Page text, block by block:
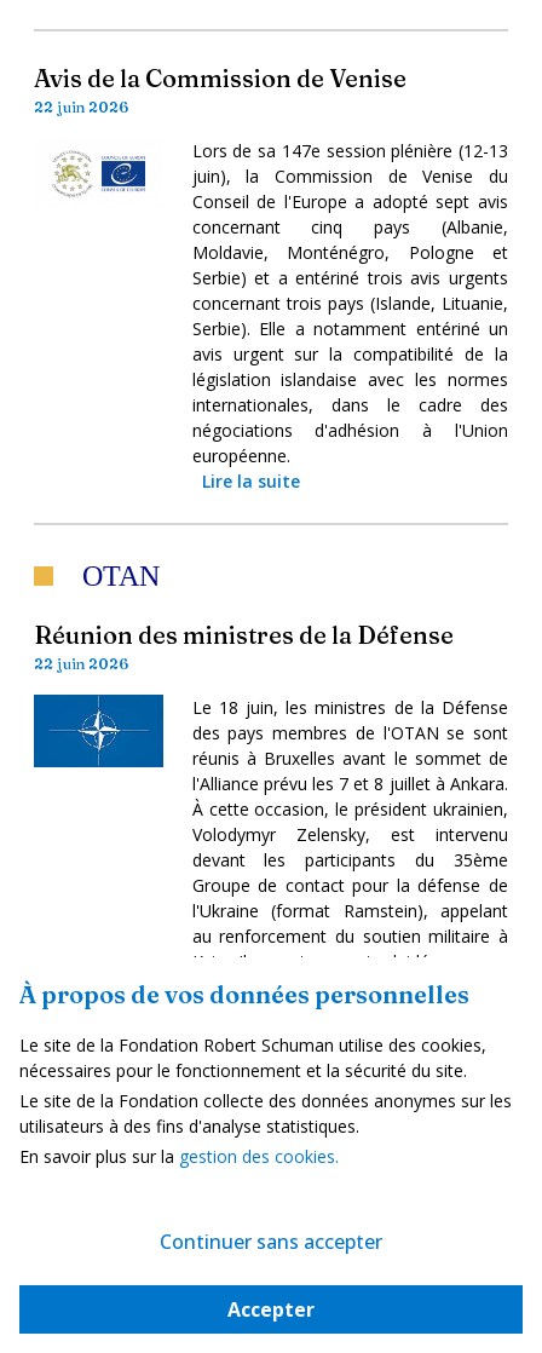
À propos de vos données personnelles
Le site de la Fondation Robert Schuman utilise des cookies,
nécessaires pour le fonctionnement et la sécurité du site.
Le site de la Fondation collecte des données anonymes sur les
utilisateurs à des fins d'analyse statistiques.
En savoir plus sur la gestion des cookies.
Continuer sans accepter
Accepter
Avis de la Commission de Venise
22 juin 2026
Lors de sa 147e session plénière (12-13
juin), la Commission de Venise du
Conseil de l'Europe a adopté sept avis
concernant cinq pays (Albanie,
Moldavie, Monténégro, Pologne et
Serbie) et a entériné trois avis urgents
concernant trois pays (Islande, Lituanie,
Serbie). Elle a notamment entériné un
avis urgent sur la compatibilité de la
législation islandaise avec les normes
internationales, dans le cadre des
négociations d'adhésion à l'Union
européenne.
Lire la suite
OTAN
Réunion des ministres de la Défense
22 juin 2026
Le 18 juin, les ministres de la Défense
des pays membres de l'OTAN se sont
réunis à Bruxelles avant le sommet de
l'Alliance prévu les 7 et 8 juillet à Ankara.
À cette occasion, le président ukrainien,
Volodymyr Zelensky, est intervenu
devant les participants du 35ème
Groupe de contact pour la défense de
l'Ukraine (format Ramstein), appelant
au renforcement du soutien militaire à
Kyiv. Il a notamment plaidé pour un
renforcement du programme PURL,
présenté une nouvelle coopération
germano-ukrainienne dans le domaine
de la défense antimissile balistique et
ainsi que de 350 missiles et radars de
défense aérienne britanniques, tout en
appelant au maintien de la pression
lien- autre lien
Etudes/Rapports